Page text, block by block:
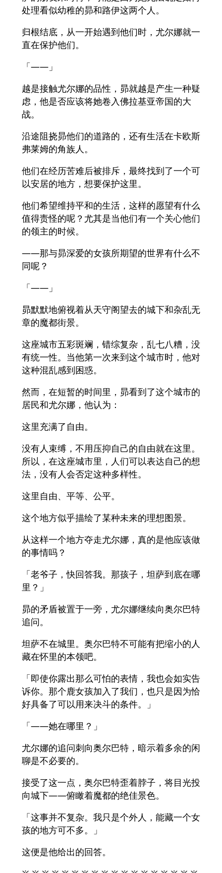
处理看似幼稚的昴和路伊这两个人。
归根结底，从一开始遇到他们时，尤尔娜就一
直在保护他们。
「——」
越是接触尤尔娜的品性，昴就越是产生一种疑
虑，他是否应该将她卷入佛拉基亚帝国的大
战。
沿途阻挠昴他们的道路的，还有生活在卡欧斯
弗莱姆的角族人。
他们在经历苦难后被排斥，最终找到了一个可
以安居的地方，想要保护这里。
他们希望维持平和的生活，这样的愿望有什么
值得责怪的呢？尤其是当他们有一个关心他们
的领主的时候。
——那与昴深爱的女孩所期望的世界有什么不
同呢？
「——」
昴默默地俯视着从天守阁望去的城下和杂乱无
章的魔都街景。
这座城市五彩斑斓，错综复杂，乱七八糟，没
有统一性。当他第一次来到这个城市时，他对
这种混乱感到困惑。
然而，在短暂的时间里，昴看到了这个城市的
居民和尤尔娜，他认为：
这里充满了自由。
没有人束缚，不用压抑自己的自由就在这里。
所以，在这座城市里，人们可以表达自己的想
法，没有人会否定这种多样性。
这里自由、平等、公平。
这个地方似乎描绘了某种未来的理想图景。
从这样一个地方夺走尤尔娜，真的是他应该做
的事情吗？
「老爷子，快回答我。那孩子，坦萨到底在哪
里？」
昴的矛盾被置于一旁，尤尔娜继续向奥尔巴特
追问。
坦萨不在城里。奥尔巴特不可能有把缩小的人
藏在怀里的本领吧。
「即使你露出那么可怕的表情，我也会如实告
诉你。那个鹿女孩加入了我们，也只是因为恰
好具备了可以用来决斗的条件。」
「——她在哪里？」
尤尔娜的追问刺向奥尔巴特，暗示着多余的闲
聊是不必要的。
接受了这一点，奥尔巴特歪着脖子，将目光投
向城下——俯瞰着魔都的绝佳景色。
「这事并不复杂。我只是个外人，能藏一个女
孩的地方可不多。」
这便是他给出的回答。